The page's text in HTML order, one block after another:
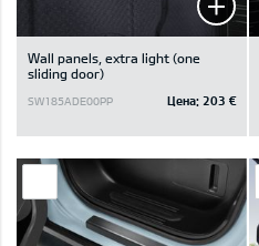
Wall panels, extra light (one
sliding door)
SW185ADE00PP Цена: 203 €